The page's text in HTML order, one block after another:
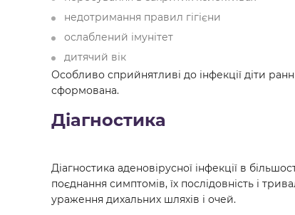
недотримання правил гігієни
ослаблений імунітет
дитячий вік
Особливо сприйнятливі до інфекції діти
сформована.
Діагностика
Діагностика аденовірусної інфекції в
поєднання симптомів, їх послідовність і
ураження дихальних шляхів і очей.